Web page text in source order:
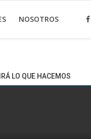
NOSOTROS
LO QUE HACEMOS